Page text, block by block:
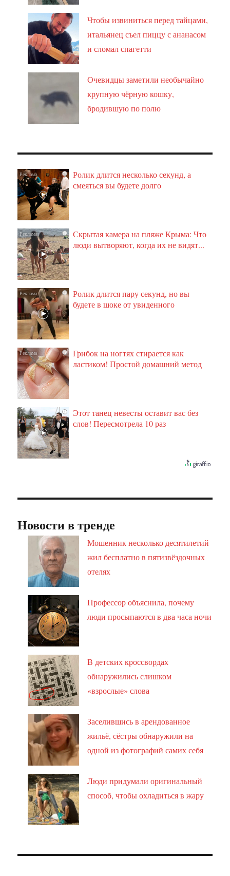
Чтобы извиниться перед тайцами,
итальянец съел пиццу с ананасом
и сломал спагетти
Очевидцы заметили необычайно
крупную чёрную кошку,
бродившую по полю
i
Ролик длится несколько секунд, а
смеяться вы будете долго
i
Скрытая камера на пляже Крыма: Что
люди вытворяют, когда их не видят...
i
Ролик длится пару секунд, но вы
будете в шоке от увиденного
i
Грибок на ногтях стирается как
ластиком! Простой домашний метод
i
Этот танец невесты оставит вас без
слов! Пересмотрела 10 раз
Новости в тренде
Мошенник несколько десятилетий
жил бесплатно в пятизвёздочных
отелях
Профессор объяснила, почему
люди просыпаются в два часа ночи
В детских кроссвордах
обнаружились слишком
«взрослые» слова
Заселившись в арендованное
жильё, сёстры обнаружили на
одной из фотографий самих себя
Люди придумали оригинальный
способ, чтобы охладиться в жару